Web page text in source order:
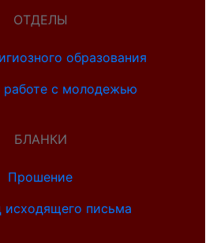
ОТДЕЛЫ
образования
работе с молодежью
БЛАНКИ
Прошение
исходящего письма